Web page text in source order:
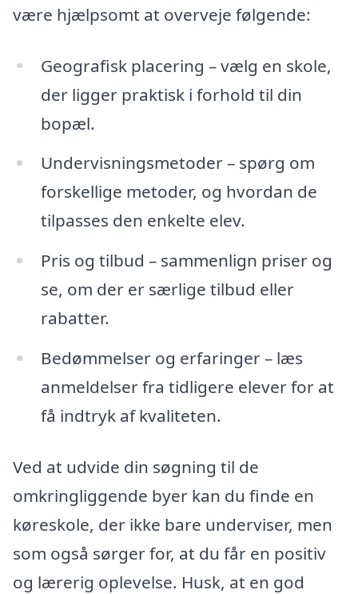
være hjælpsomt at overveje følgende:
Geografisk placering – vælg en skole,
der ligger praktisk i forhold til din
bopæl.
Undervisningsmetoder – spørg om
forskellige metoder, og hvordan de
tilpasses den enkelte elev.
Pris og tilbud – sammenlign priser og
se, om der er særlige tilbud eller
rabatter.
Bedømmelser og erfaringer – læs
anmeldelser fra tidligere elever for at
få indtryk af kvaliteten.
Ved at udvide din søgning til de
omkringliggende byer kan du finde en
køreskole, der ikke bare underviser, men
som også sørger for, at du får en positiv
og lærerig oplevelse. Husk, at en god